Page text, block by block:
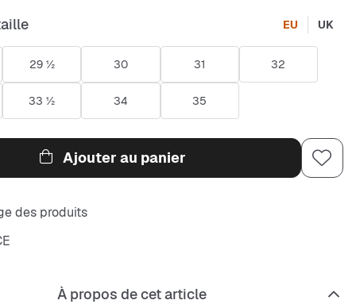
EU UK
29 ½ 30 31 32
33 ½ 34 35
Ajouter au panier
des produits
À propos de cet article